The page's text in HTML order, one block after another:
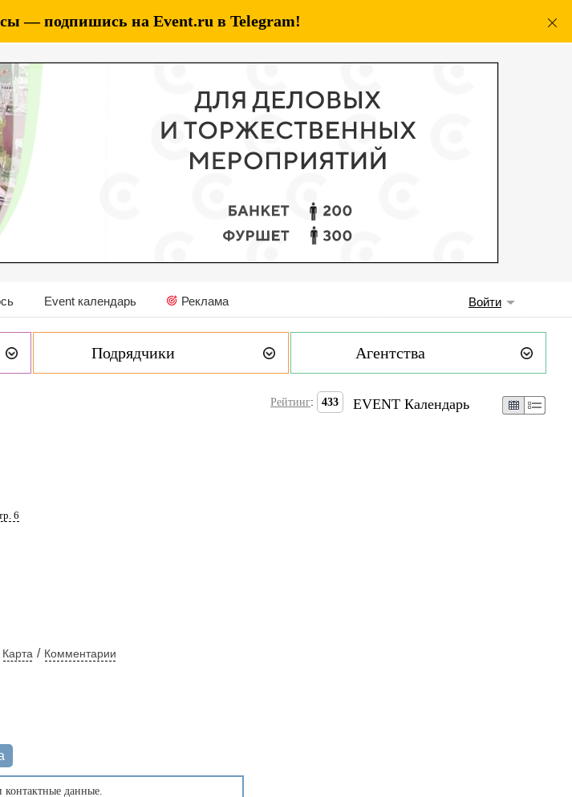
— подпишись на Event.ru в Telegram!
Event календарь Реклама Войти
Подрядчики Агентства
Рейтинг: 433
6
Карта / Комментарии
контактные данные.
EVENT Календарь